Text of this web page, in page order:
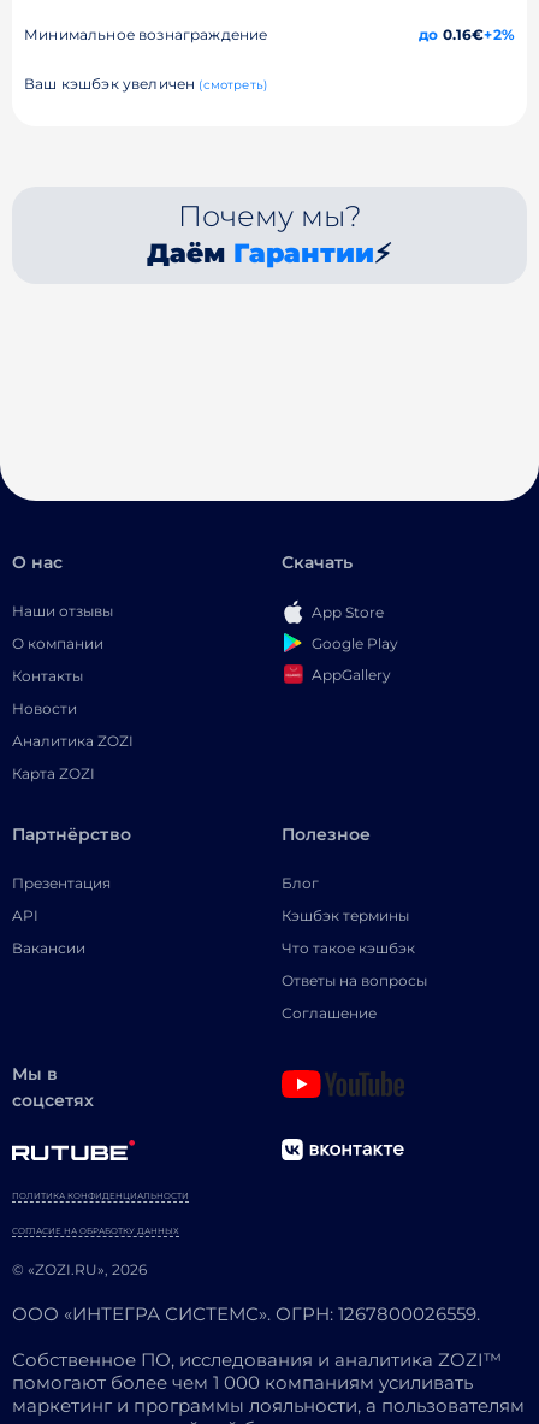
Минимальное вознаграждение до 0.16€+2%
Ваш кэшбэк увеличен (смотреть)
Почему мы?
Даём Гарантии⚡
О нас
Наши отзывы
О компании
Контакты
Новости
Аналитика ZOZI
Карта ZOZI
Скачать
App Store
Google Play
AppGallery
Партнёрство
Презентация
API
Вакансии
Полезное
Блог
Кэшбэк термины
Что такое кэшбэк
Ответы на вопросы
Соглашение
Мы в
соцсетях
© «ZOZI.RU», 2026
ПОЛИТИКА КОНФИДЕНЦИАЛЬНОСТИ
СОГЛАСИЕ НА ОБРАБОТКУ ДАННЫХ
ООО «ИНТЕГРА СИСТЕМС». ОГРН: 1267800026559.
Собственное ПО, исследования и аналитика ZOZI™
помогают более чем 1 000 компаниям усиливать
маркетинг и программы лояльности, а пользователям